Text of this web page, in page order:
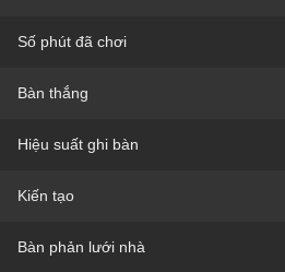
Số phút đã chơi
Bàn thắng
Hiệu suất ghi bàn
Kiến tạo
Bàn phản lưới nhà